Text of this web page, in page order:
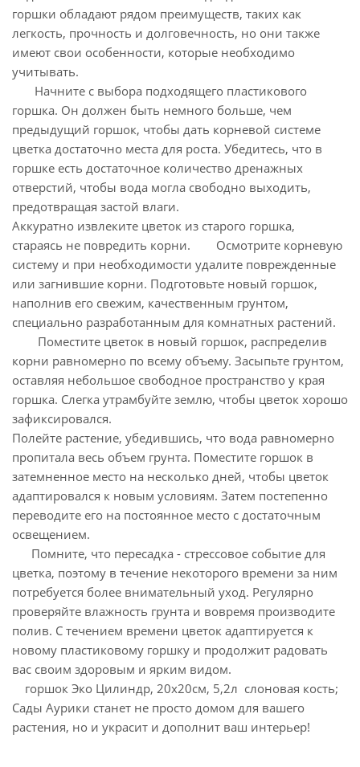
горшки обладают рядом преимуществ, таких как
легкость, прочность и долговечность, но они также
имеют свои особенности, которые необходимо
учитывать.
Начните с выбора подходящего пластикового
горшка. Он должен быть немного больше, чем
предыдущий горшок, чтобы дать корневой системе
цветка достаточно места для роста. Убедитесь, что в
горшке есть достаточное количество дренажных
отверстий, чтобы вода могла свободно выходить,
предотвращая застой влаги.
Аккуратно извлеките цветок из старого горшка,
стараясь не повредить корни. Осмотрите корневую
систему и при необходимости удалите поврежденные
или загнившие корни. Подготовьте новый горшок,
наполнив его свежим, качественным грунтом,
специально разработанным для комнатных растений.
Поместите цветок в новый горшок, распределив
корни равномерно по всему объему. Засыпьте грунтом,
оставляя небольшое свободное пространство у края
горшка. Слегка утрамбуйте землю, чтобы цветок хорошо
зафиксировался.
Полейте растение, убедившись, что вода равномерно
пропитала весь объем грунта. Поместите горшок в
затемненное место на несколько дней, чтобы цветок
адаптировался к новым условиям. Затем постепенно
переводите его на постоянное место с достаточным
освещением.
Помните, что пересадка - стрессовое событие для
цветка, поэтому в течение некоторого времени за ним
потребуется более внимательный уход. Регулярно
проверяйте влажность грунта и вовремя производите
полив. С течением времени цветок адаптируется к
новому пластиковому горшку и продолжит радовать
вас своим здоровым и ярким видом.
горшок Эко Цилиндр, 20х20см, 5,2л слоновая кость;
Сады Аурики станет не просто домом для вашего
растения, но и украсит и дополнит ваш интерьер!